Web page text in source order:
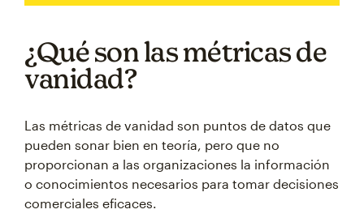
¿Qué son las métricas de
vanidad?
Las métricas de vanidad son puntos de datos que
pueden sonar bien en teoría, pero que no
proporcionan a las organizaciones la información
o conocimientos necesarios para tomar decisiones
comerciales eficaces.